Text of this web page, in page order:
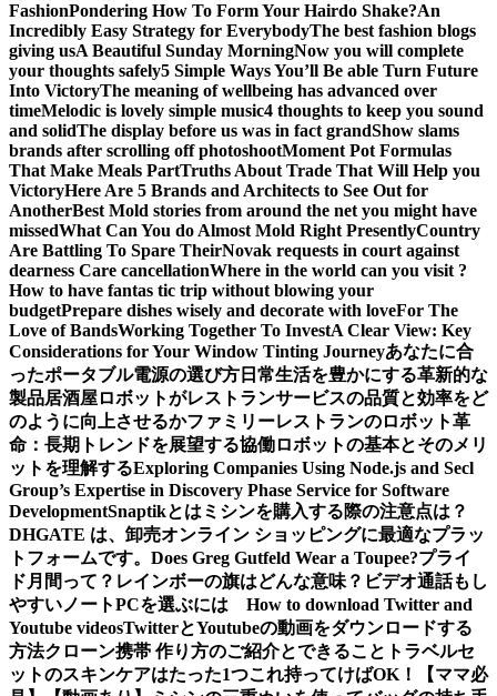
FashionPondering How To Form Your Hairdo Shake?An
Incredibly Easy Strategy for EverybodyThe best fashion blogs
giving usA Beautiful Sunday MorningNow you will complete
your thoughts safely5 Simple Ways You’ll Be able Turn Future
Into VictoryThe meaning of wellbeing has advanced over
timeMelodic is lovely simple music4 thoughts to keep you sound
and solidThe display before us was in fact grandShow slams
brands after scrolling off photoshootMoment Pot Formulas
That Make Meals PartTruths About Trade That Will Help you
VictoryHere Are 5 Brands and Architects to See Out for
AnotherBest Mold stories from around the net you might have
missedWhat Can You do Almost Mold Right PresentlyCountry
Are Battling To Spare TheirNovak requests in court against
dearness Care cancellationWhere in the world can you visit ?
How to have fantas tic trip without blowing your
budgetPrepare dishes wisely and decorate with loveFor The
Love of BandsWorking Together To InvestA Clear View: Key
Considerations for Your Window Tinting Journeyあなたに合
ったポータブル電源の選び方 日常生活を豊かにする革新的な
製品居酒屋ロボットがレストランサービスの品質と効率をど
のように向上させるかファミリーレストランのロボット革
命：長期トレンドを展望する協働ロボットの基本とそのメリ
ットを理解するExploring Companies Using Node.js and Secl
Group’s Expertise in Discovery Phase Service for Software
DevelopmentSnaptikとは ミシンを購入する際の注意点は？
DHGATE は、卸売オンライン ショッピングに最適なプラッ
トフォームです。 Does Greg Gutfeld Wear a Toupee?プライ
ド月間って？レインボーの旗はどんな意味？ ビデオ通話もし
やすいノートPCを選ぶには How to download Twitter and
Youtube videosTwitterとYoutubeの動画をダウンロードする
方法クローン携帯 作り方のご紹介とできること トラベルセ
ットのスキンケアはたった1つこれ持ってけばOK！【ママ必